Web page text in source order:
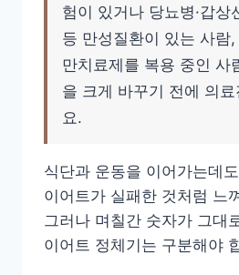
험이 있거나 당뇨병·갑상
등 만성질환이 있는 사람
만치료제를 복용 중인 사
을 크게 바꾸기 전에 의료
요.
식단과 운동을 이어가는데
이어트가 실패한 것처럼 느
그러나 며칠간 숫자가 그대
이어트 정체기는 구분해야